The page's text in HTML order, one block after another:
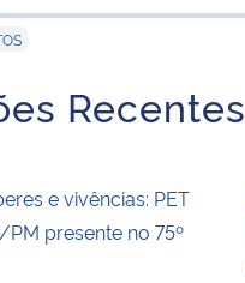
Recentes
e vivências: PET
presente no 75º